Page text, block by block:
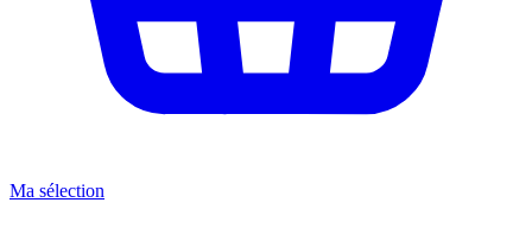
Ma sélection